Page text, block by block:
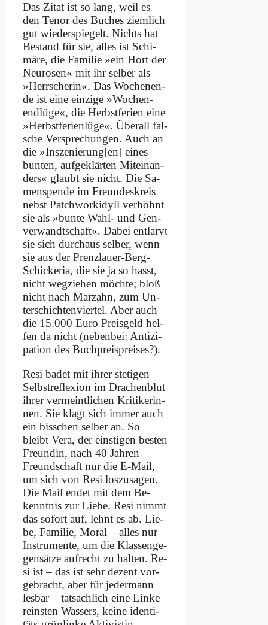
Das Zi­tat ist so lang, weil es
den Te­nor des Bu­ches ziem­lich
gut wie­der­spie­gelt. Nichts hat
Be­stand für sie, al­les ist Schi­
mä­re, die Fa­mi­lie »ein Hort der
Neu­ro­sen« mit ihr sel­ber als
»Herr­sche­rin«. Das Wo­chen­en­
de ist ei­ne ein­zi­ge »Wo­chen­
end­lü­ge«, die Herbst­fe­ri­en ei­ne
»Herbst­fe­ri­en­lü­ge«. Über­all fal­
sche Ver­spre­chun­gen. Auch an
die »Inszenierung[en] ei­nes
bun­ten, auf­ge­klär­ten Mit­ein­an­
ders« glaubt sie nicht. Die Sa­
men­spen­de im Freun­des­kreis
nebst Patch­work­idyll ver­höhnt
sie als »bun­te Wahl- und Gen­
ver­wandt­schaft«. Da­bei ent­larvt
sie sich durch­aus sel­ber, wenn
sie aus der Prenz­lau­er-Berg-
Schicke­ria, die sie ja so hasst,
nicht weg­zie­hen möch­te; bloß
nicht nach Mar­zahn, zum Un­
ter­schich­ten­vier­tel. Aber auch
die 15.000 Eu­ro Preis­geld hel­
fen da nicht (ne­ben­bei: An­ti­zi­
pa­ti­on des Buch­preis­prei­ses?).
Re­si ba­det mit ih­rer ste­ti­gen
Selbst­re­fle­xi­on im Dra­chen­blut
ih­rer ver­meint­li­chen Kri­ti­ke­rin­
nen. Sie klagt sich im­mer auch
ein biss­chen sel­ber an. So
bleibt Ve­ra, der ein­sti­gen be­sten
Freun­din, nach 40 Jah­ren
Freund­schaft nur die E‑Mail,
um sich von Re­si los­zu­sa­gen.
Die Mail en­det mit dem Be­
kennt­nis zur Lie­be. Re­si nimmt
das so­fort auf, lehnt es ab. Lie­
be, Fa­mi­lie, Mo­ral – al­les nur
In­stru­men­te, um die Klas­sen­ge­
gen­sät­ze auf­recht zu hal­ten. Re­
si ist – das ist sehr de­zent vor­
ge­bracht, aber für je­der­mann
les­bar – tat­sach­lich ei­ne Lin­ke
rein­sten Was­sers, kei­ne iden­ti­